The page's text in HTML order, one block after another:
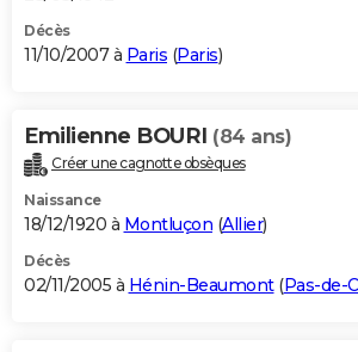
Décès
11/10/2007 à Paris (Paris)
Emilienne BOURI (84 ans)
Créer une cagnotte obsèques
Naissance
18/12/1920 à Montluçon (Allier)
Décès
02/11/2005 à Hénin-Beaumont(Pas-de-